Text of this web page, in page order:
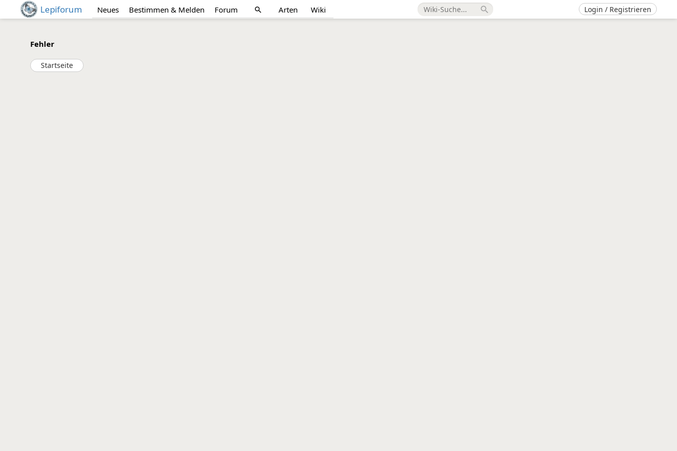
Lepiforum Neues Bestimmen & Melden Forum search Arten Wiki search Login / Registrieren
Fehler
Startseite